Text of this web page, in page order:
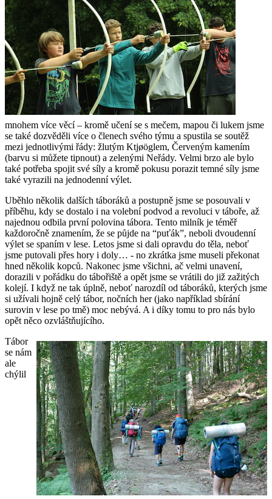
mnohem více věcí – kromě učení se s mečem, mapou či lukem jsme
se také dozvěděli více o členech svého týmu a spustila se soutěž
mezi jednotlivými řády: žlutým Ktjøöglem, Červeným kamením
(barvu si můžete tipnout) a zelenými Neřády. Velmi brzo ale bylo
také potřeba spojit své síly a kromě pokusu porazit temné síly jsme
také vyrazili na jednodenní výlet.
Uběhlo několik dalších táboráků a postupně jsme se posouvali v
příběhu, kdy se dostalo i na volební podvod a revoluci v táboře, až
najednou odbila první polovina tábora. Tento milník je téměř
každoročně znamením, že se půjde na “puťák”, neboli dvoudenní
výlet se spaním v lese. Letos jsme si dali opravdu do těla, neboť
jsme putovali přes hory i doly… - no zkrátka jsme museli překonat
hned několik kopců. Nakonec jsme všichni, ač velmi unavení,
dorazili v pořádku do tábořiště a opět jsme se vrátili do již zažitých
kolejí. I když ne tak úplně, neboť narozdíl od táboráků, kterých jsme
si užívali hojně celý tábor, nočních her (jako například sbírání
surovin v lese po tmě) moc nebývá. A i díky tomu to pro nás bylo
opět něco ozvláštňujícího.
Tábor
se nám
ale
chýlil